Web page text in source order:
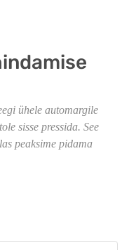
ühele automargile
sisse pressida. See
peaksime pidama